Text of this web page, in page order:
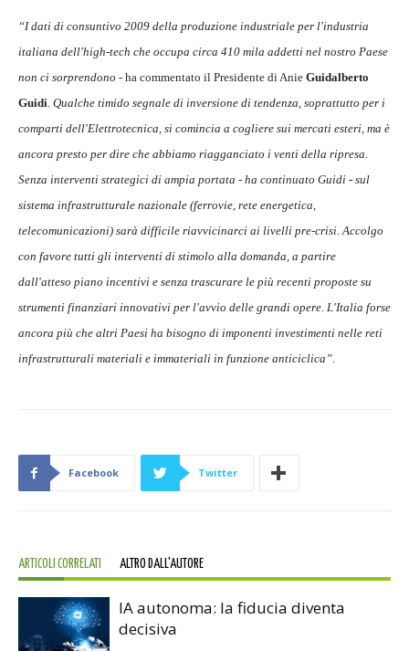
“I dati di consuntivo 2009 della produzione industriale per l'industria
italiana dell'high-tech che occupa circa 410 mila addetti nel nostro Paese
non ci sorprendono - ha commentato il Presidente di Anie Guidalberto
Guidi. Qualche timido segnale di inversione di tendenza, soprattutto per i
comparti dell'Elettrotecnica, si comincia a cogliere sui mercati esteri, ma è
ancora presto per dire che abbiamo riagganciato i venti della ripresa.
Senza interventi strategici di ampia portata - ha continuato Guidi - sul
sistema infrastrutturale nazionale (ferrovie, rete energetica,
telecomunicazioni) sarà difficile riavvicinarci ai livelli pre-crisi. Accolgo
con favore tutti gli interventi di stimolo alla domanda, a partire
dall'atteso piano incentivi e senza trascurare le più recenti proposte su
strumenti finanziari innovativi per l'avvio delle grandi opere. L'Italia forse
ancora più che altri Paesi ha bisogno di imponenti investimenti nelle reti
infrastrutturali materiali e immateriali in funzione anticiclica”.
Facebook Twitter
ARTICOLI CORRELATI ALTRO DALL'AUTORE
IA autonoma: la fiducia diventa
decisiva